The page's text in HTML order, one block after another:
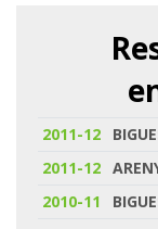
2011-12
2011-12
2010-11